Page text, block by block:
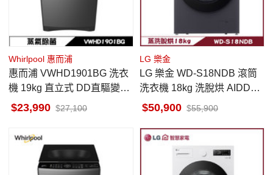
Whirlpool 惠而浦
惠而浦 VWHD1901BG 洗衣
機 19kg 直立式 DD直驅變頻
23,990 27,100
LG 樂金
LG 樂金 WD-S18NDB 滾筒
洗衣機 18kg 洗脫烘 AIDD直
驅變頻 蒸氣洗 殺菌除螨
50,900 55,900